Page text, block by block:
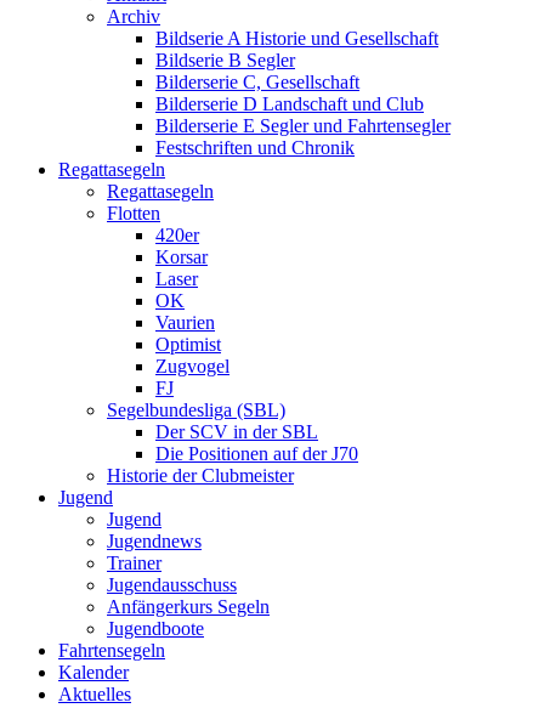
Archiv
Bildserie A Historie und Gesellschaft
Bildserie B Segler
Bilderserie C, Gesellschaft
Bilderserie D Landschaft und Club
Bilderserie E Segler und Fahrtensegler
Festschriften und Chronik
Regattasegeln
Regattasegeln
Flotten
420er
Korsar
Laser
OK
Vaurien
Optimist
Zugvogel
FJ
Segelbundesliga (SBL)
Der SCV in der SBL
Die Positionen auf der J70
Historie der Clubmeister
Jugend
Jugend
Jugendnews
Trainer
Jugendausschuss
Anfängerkurs Segeln
Jugendboote
Fahrtensegeln
Kalender
Aktuelles